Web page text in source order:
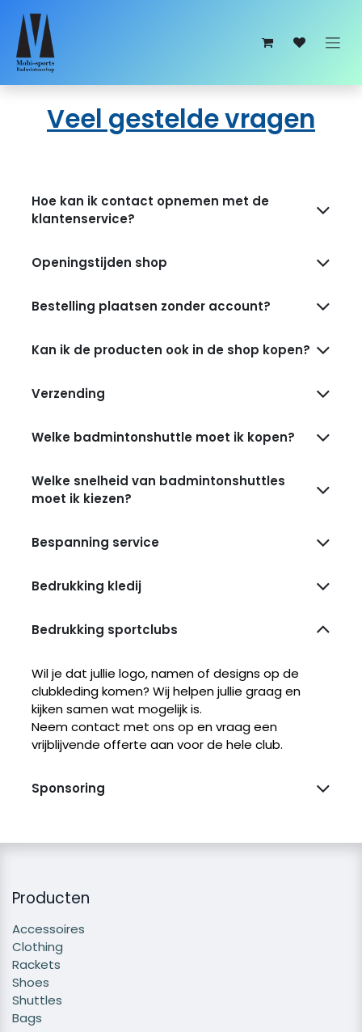
Veel gestelde vragen
Hoe kan ik contact opnemen met de
klantenservice?
Openingstijden shop
Bestelling plaatsen zonder account?
Kan ik de producten ook in de shop kopen?
Verzending
Welke badmintonshuttle moet ik kopen?
Welke snelheid van badmintonshuttles
moet ik kiezen?
Bespanning service
Bedrukking kledij
Bedrukking sportclubs
Wil je dat jullie logo, namen of designs op de
clubkleding komen? Wij helpen jullie graag en
kijken samen wat mogelijk is.
Neem contact met ons op en vraag een
vrijblijvende offerte aan voor de hele club.
Sponsoring
Producten
Accessoires
Clothing
Rackets
Shoes
Shuttles
Bags